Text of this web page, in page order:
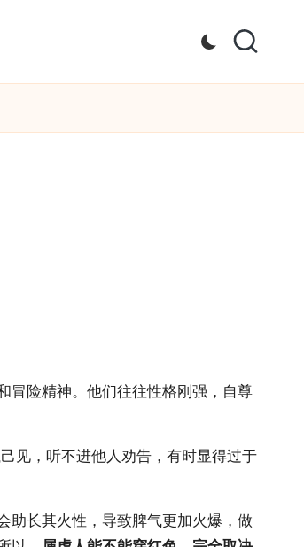
冒险精神。他们往往性格刚强，自尊
见，听不进他人劝告，有时显得过于
助长其火性，导致脾气更加火爆，做